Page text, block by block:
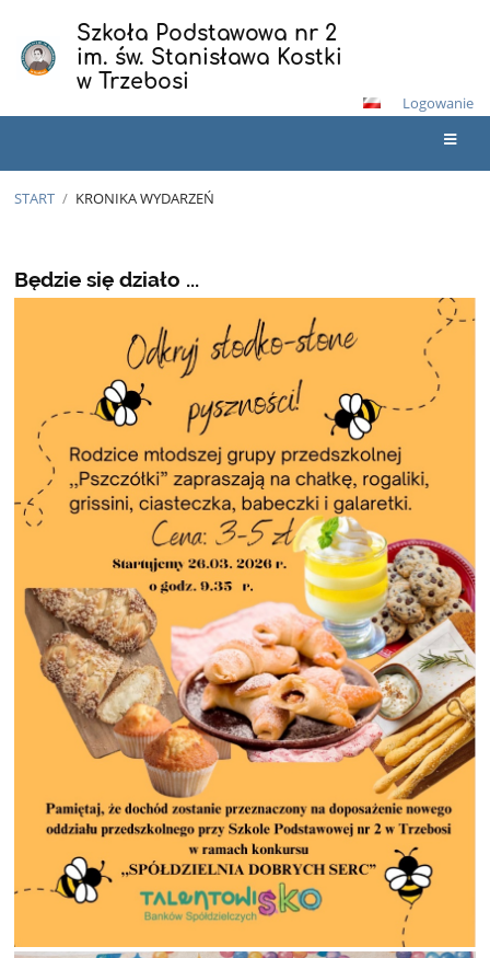
Szkoła Podstawowa nr 2
im. św. Stanisława Kostki
w Trzebosi
Logowanie
START / KRONIKA WYDARZEŃ
wydarzeń
Będzie się działo ...